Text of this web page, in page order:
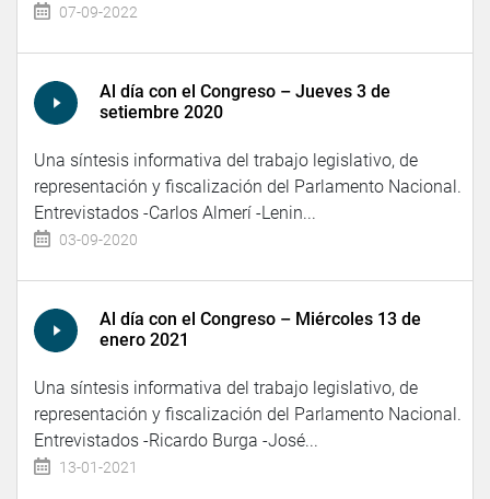
07-09-2022
Al día con el Congreso – Jueves 3 de
setiembre 2020
Una síntesis informativa del trabajo legislativo, de
representación y fiscalización del Parlamento Nacional.
Entrevistados -Carlos Almerí -Lenin...
03-09-2020
Al día con el Congreso – Miércoles 13 de
enero 2021
Una síntesis informativa del trabajo legislativo, de
representación y fiscalización del Parlamento Nacional.
Entrevistados -Ricardo Burga -José...
13-01-2021